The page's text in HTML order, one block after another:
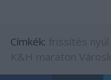
Címkék: frissítés nyúl
K&H maraton